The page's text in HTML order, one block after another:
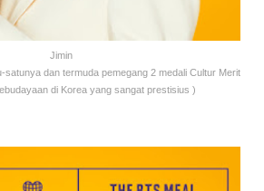
Jimin
satunya dan termuda pemegang 2 medali Cultur Merit
di Korea yang sangat prestisius )